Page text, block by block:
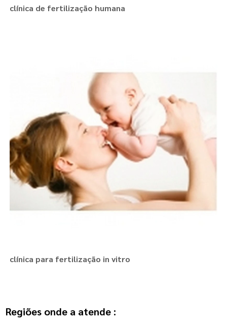
clínica de fertilização humana
clínica para fertilização in vitro
Regiões onde a atende :